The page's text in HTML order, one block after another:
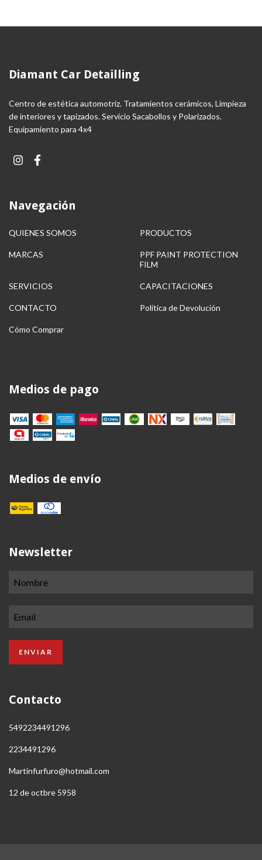
Diamant Car Detailling
Centro de estética automotriz. Tratamientos cerámicos, Limpieza
de interiores y tapizados. Servicio Sacabollos y Polarizados.
Equipamiento para 4x4
Navegación
QUIENES SOMOS PRODUCTOS
MARCAS
PPF PAINT PROTECTION
FILM
SERVICIOS CAPACITACIONES
CONTACTO Política de Devolución
Cómo Comprar
Medios de pago
Medios de envío
Newsletter
Contacto
5492234491296
2234491296
Martinfurfuro@hotmail.com
12 de octbre 5958